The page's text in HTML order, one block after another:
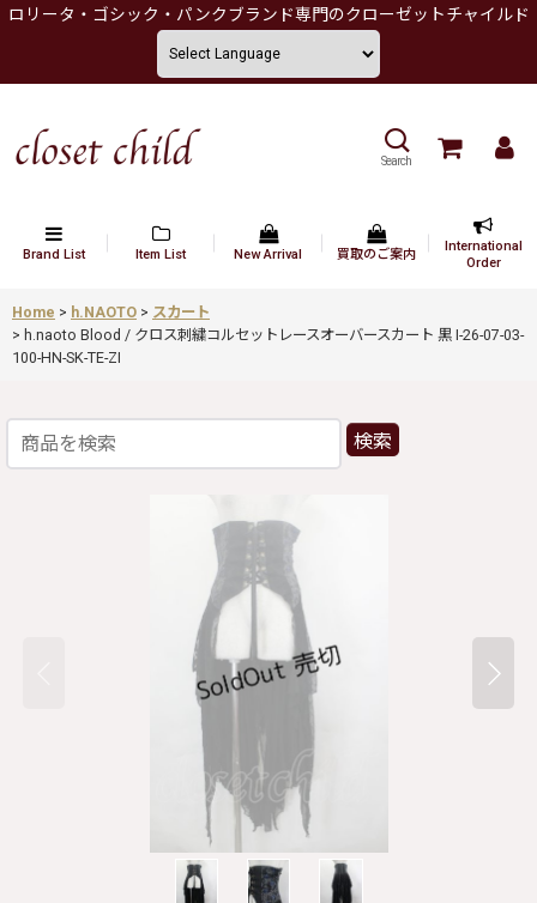
ロリータ・ゴシック・パンクブランド専門のクローゼットチャイルド
Search
Brand List Item List New Arrival 買取のご案内
International
Order
Home > h.NAOTO > スカート
> h.naoto Blood / クロス刺繍コルセットレースオーバースカート 黒 I-26-07-03-
100-HN-SK-TE-ZI
検索